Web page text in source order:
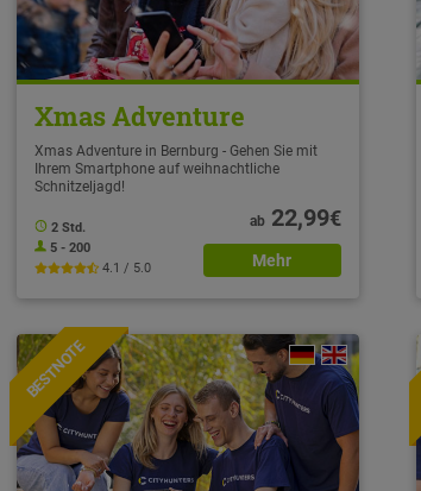
Xmas Adventure
Xmas Adventure in Bernburg - Gehen Sie mit
Ihrem Smartphone auf weihnachtliche
Schnitzeljagd!
2 Std.
5 - 200
4.1 / 5.0
ab22,99€
Mehr
BESTNOTE